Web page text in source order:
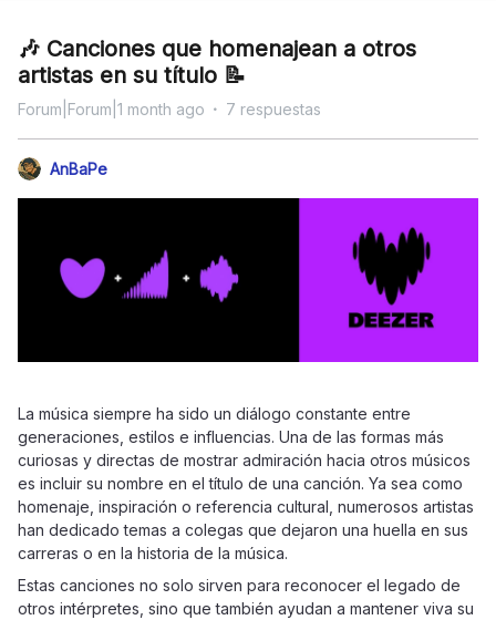
🎶 Canciones que homenajean a otros
artistas en su título 📝
Forum|Forum|1 month ago 7 respuestas
AnBaPe
La música siempre ha sido un diálogo constante entre
generaciones, estilos e influencias. Una de las formas más
curiosas y directas de mostrar admiración hacia otros músicos
es incluir su nombre en el título de una canción. Ya sea como
homenaje, inspiración o referencia cultural, numerosos artistas
han dedicado temas a colegas que dejaron una huella en sus
carreras o en la historia de la música.
Estas canciones no solo sirven para reconocer el legado de
otros intérpretes, sino que también ayudan a mantener viva su